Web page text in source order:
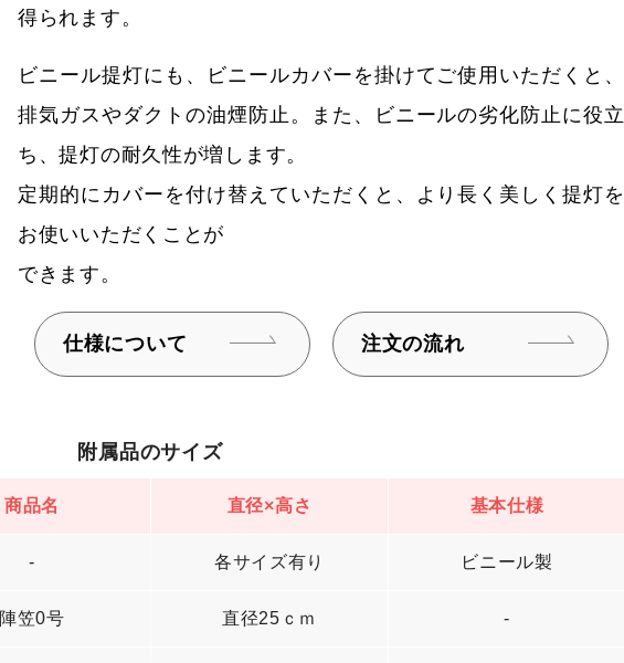
得られます。
ビニール提灯にも、ビニールカバーを掛けてご使用いただくと、
排気ガスやダクトの油煙防止。また、ビニールの劣化防止に役立
ち、提灯の耐久性が増します。
定期的にカバーを付け替えていただくと、より長く美しく提灯を
お使いいただくことが
できます。
仕様について 注文の流れ
附属品のサイズ
商品名 直径×高さ 基本仕様
- 各サイズ有り ビニール製
陣笠0号 直径25ｃｍ -